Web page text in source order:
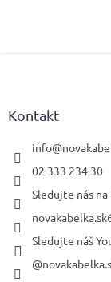
Kontakt
info@
02 333 234 30
Sledujte nás na
Sledujte náš